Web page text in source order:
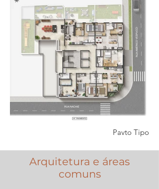
Pavto Tipo
Arquitetura e áreas
comuns